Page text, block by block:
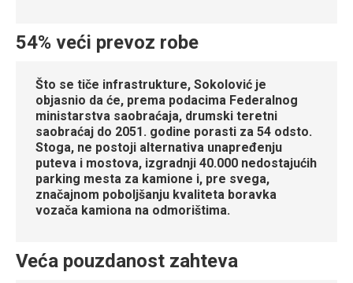
54% veći prevoz robe
Što se tiče infrastrukture, Sokolović je
objasnio da će, prema podacima Federalnog
ministarstva saobraćaja, drumski teretni
saobraćaj do 2051. godine porasti za 54 odsto.
Stoga, ne postoji alternativa unapređenju
puteva i mostova, izgradnji 40.000 nedostajućih
parking mesta za kamione i, pre svega,
značajnom poboljšanju kvaliteta boravka
vozača kamiona na odmorištima.
Veća pouzdanost zahteva